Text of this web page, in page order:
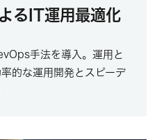
るIT運用最適化
手法を導入。運用と
的な運用開発とスピーデ